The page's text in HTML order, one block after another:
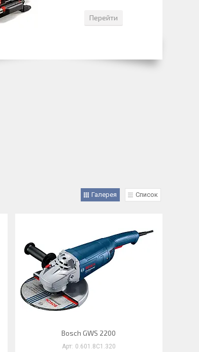
Перейти
Галерея Список
Bosch GWS 2200
0.601.8C1.320